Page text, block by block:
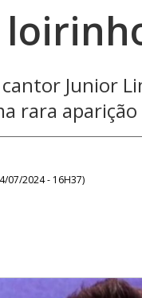
Junior
rara
07/2024 - 16H37)